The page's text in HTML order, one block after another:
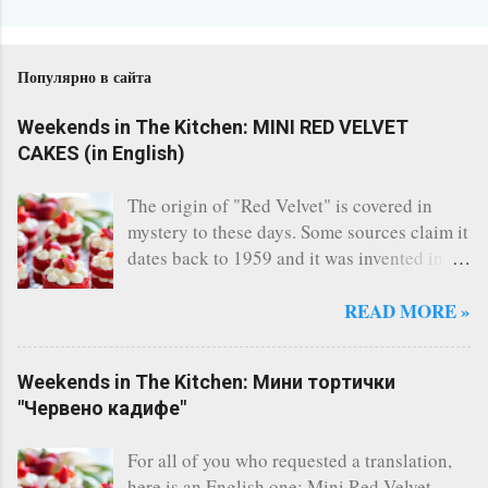
Популярно в сайта
Weekends in The Kitchen: MINI RED VELVET
CAKES (in English)
The origin of "Red Velvet" is covered in
mystery to these days. Some sources claim it
dates back to 1959 and it was invented in
Astoria - New York. Others say, a Canadian
considered one of the most famous cakes
and indeed it's one of the most delicious I
recipes online, however I always follow this
READ MORE »
Weekends in The Kitchen: Мини тортички
"Червено кадифе"
For all of you who requested a translation,